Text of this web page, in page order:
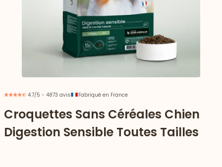
4.7/5 - 4873 avis Fabriqué en France
Croquettes Sans Céréales Chien
Digestion Sensible Toutes Tailles